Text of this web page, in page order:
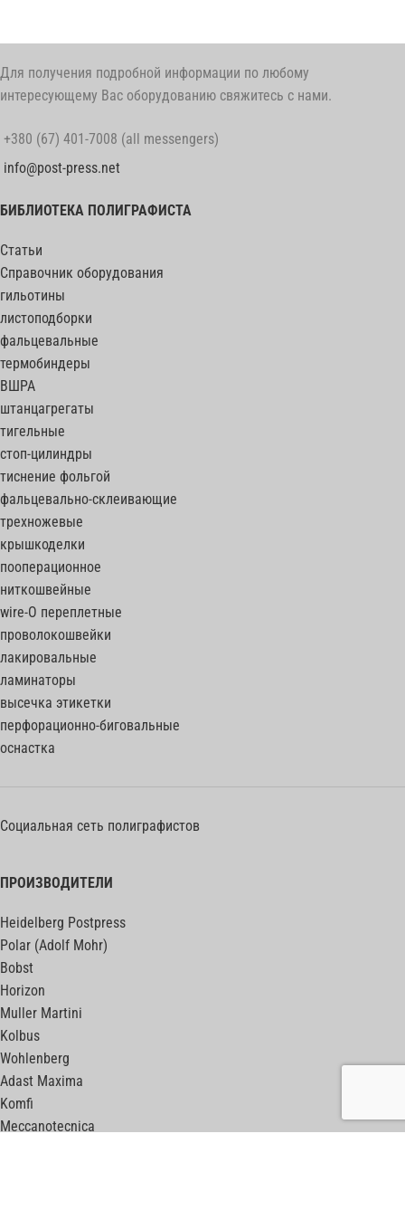
Для получения подробной информации по любому
интересующему Вас оборудованию свяжитесь с нами.
+380 (67) 401-7008 (all messengers)
info@post-press.net
БИБЛИОТЕКА ПОЛИГРАФИСТА
Статьи
Справочник оборудования
гильотины
листоподборки
фальцевальные
термобиндеры
ВШРА
штанцагрегаты
тигельные
стоп-цилиндры
тиснение фольгой
фальцевально-склеивающие
трехножевые
крышкоделки
пооперационное
ниткошвейные
wire-O переплетные
проволокошвейки
лакировальные
ламинаторы
высечка этикетки
перфорационно-биговальные
оснастка
Социальная сеть полиграфистов
ПРОИЗВОДИТЕЛИ
Heidelberg Postpress
Polar (Adolf Mohr)
Bobst
Horizon
Muller Martini
Kolbus
Wohlenberg
Adast Maxima
Komfi
Meccanotecnica